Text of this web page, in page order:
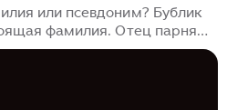
или псевдоним? Бублик
фамилия. Отец парня
комбинате,